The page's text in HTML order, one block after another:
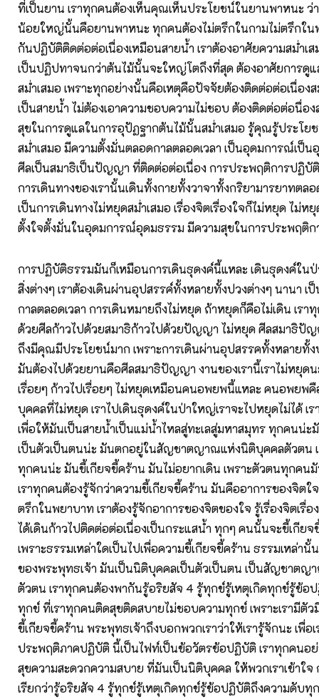
ที่เป็นยาน เราทุกคนต้องเห็นคุณเห็นประโยชน์ในยานพาหนะ
น้อยใหญ่นั้นคือยานพาหนะ ทุกคนต้องไม่ตรึกในกามไม่ตรึกใน
กันปฏิบัติติดต่อต่อเนื่องเหมือนสายน้ำ เราต้องอาศัยความสม่ำเ
เป็นปฏิปทาจนกว่าต้นไม้นั้นจะใหญ่โตถึงที่สุด ต้องอาศัยการดู
สม่ำเสมอ เพราะทุกอย่างนั้นคือเหตุคือปัจจัยต้องติดต่อต่อเนื่องส
เป็นสายน้ำ ไม่ต้องเอาความชอบความไม่ชอบ ต้องติดต่อต่อนื่อง
สุขในการดูแลในการอุปัฏฐากต้นไม้นั้นสม่ำเสมอ รู้คุณรู้ประโย
สม่ำเสมอ มีความตั้งมั่นตลอดกาลตลอดเวลา เป็นอุดมการณ์เป็น
ศีลเป็นสมาธิเป็นปัญญา ที่ติดต่อต่อเนื่อง การประพฤติการปฏิบั
การเดินทางของเรานั้นเดินทั้งกายทั้งวาจาทั้งกริยามารยาทตล
เป็นการเดินทางไม่หยุดสม่ำเสมอ เรื่องจิตเรื่องใจก็ไม่หยุด ไม่ห
ตั้งใจตั้งมั่นในอุดมการณ์อุดมธรรม มีความสุขในการประพฤติ
การปฏิบัติธรรมมันก็เหมือนการเดินธุดงค์นี้แหละ เดินธุดงค์ใ
สิ่งต่างๆ เราต้องเดินผ่านอุปสรรค์ทั้งหลายทั้งปวงต่างๆ นานา
กาลตลอดเวลา การเดินหมายถึงไม่หยุด ถ้าหยุดก็คือไม่เดิน เรา
ด้วยศีลก้าวไปด้วยสมาธิก้าวไปด้วยปัญญา ไม่หยุด ศีลสมาธิปั
ถึงมีคุณมีประโยชน์มาก เพราะการเดินผ่านอุปสรรคทั้งหลายทั้ง
มันต้องไปด้วยยานคือศีลสมาธิปัญญา งานของเรานี้เราไม่หยุด
เรื่อยๆ ก้าวไปเรื่อยๆ ไม่หยุดเหมือนคนอพยพนี้แหละ คนอพยพคื
บุคคลที่ไม่หยุด เราไปเดินธุดงค์ในป่าใหญ่เราจะไปหยุดไม่ได้ เร
เพื่อให้มันเป็นสายน้ำเป็นแม่น้ำไหลสู่ทะเลสู่มหาสมุทร ทุกคนน่
เป็นตัวเป็นตนน่ะ มันตกอยู่ในสัญชาตญาณแห่งนิติบุคคลตัวตน
ทุกคนน่ะ มันขี้เกียจขี้คร้าน มันไม่อยากเดิน เพราะตัวตนทุกคน
เราทุกคนต้องรู้จักว่าความขี้เกียจขี้คร้าน มันคืออาการของจิตใ
ตรึกในพยาบาท เราต้องรู้จักอาการของจิตของใจ รู้เรื่องจิตเรื่อ
ได้เดินก้าวไปติดต่อต่อเนื่องเป็นกระแสน้ำ ทุกๆ คนนั้นจะขี้เกียจ
เพราะธรรมเหล่าใดเป็นไปเพื่อความขี้เกียจขี้คร้าน ธรรมเหล่านั้
ของพระพุทธเจ้า มันเป็นนิติบุคคลเป็นตัวเป็นตน เป็นสัญชาต
ตัวตน เราทุกคนต้องพากันรู้อริยสัจ 4 รู้ทุกข์รู้เหตุเกิดทุกข์รู้ข้อ
ทุกข์ ที่เราทุกคนติดสุขติดสบายไม่ชอบความทุกข์ เพราะเรามีตัว
ขี้เกียจขี้คร้าน พระพุทธเจ้าถึงบอกพวกเราว่าให้เรารู้จักนะ เพื่อเ
ประพฤติภาคปฏิบัติ นี้เป็นไฟท์เป็นข้อวัตรข้อปฏิบัติ เราทุกคนอ
สุขความสะดวกความสบาย ที่มันเป็นนิติบุคคล ให้พวกเราเข้าใจ
เรียกว่ารู้อริยสัจ 4 รู้ทุกข์รู้เหตุเกิดทุกข์รู้ข้อปฏิบัติถึงความดับทุก